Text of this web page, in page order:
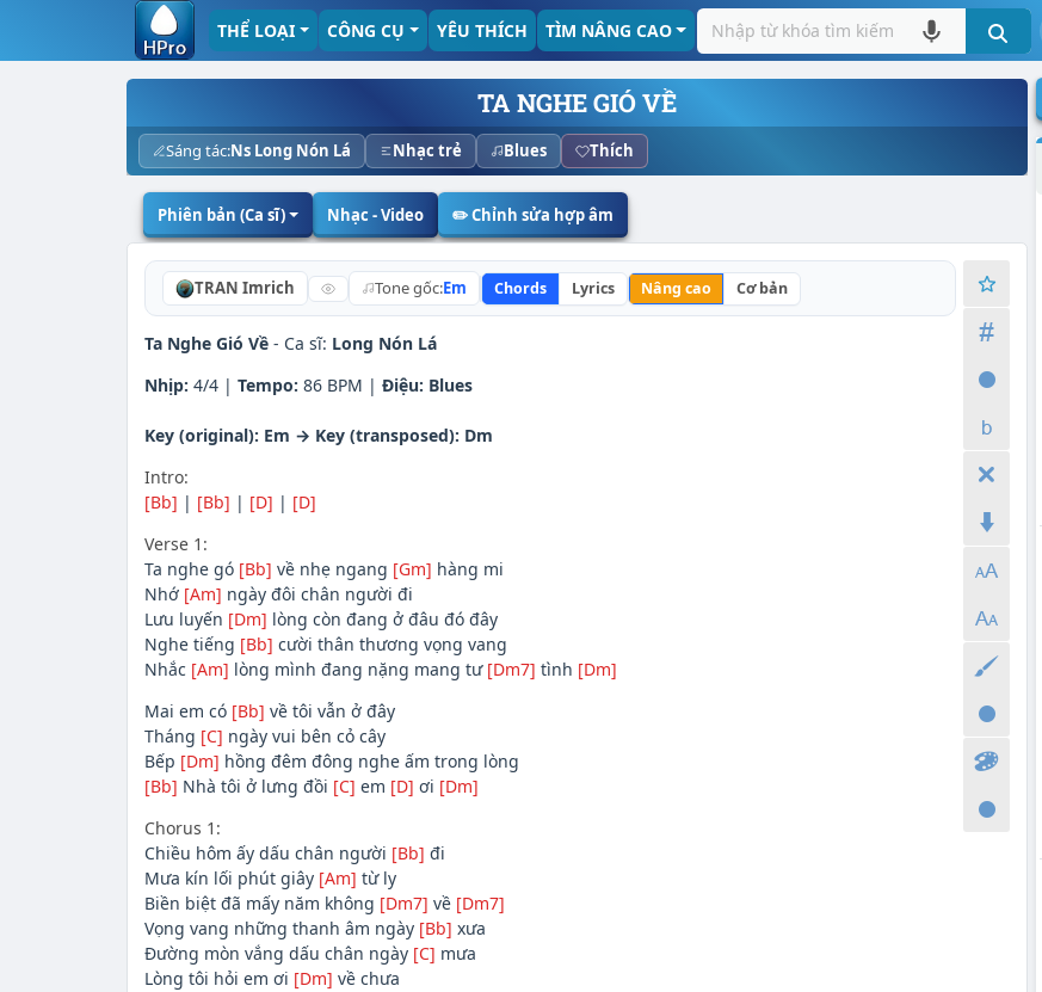
THỂ LOẠI CÔNG CỤ YÊU THÍCH TÌM NÂNG CAO
TA NGHE GIÓ VỀ
Sáng tác:Ns Long Nón Lá Nhạc trẻ Blues Thích
Phiên bản (Ca sĩ) Nhạc - Video ✏️ Chỉnh sửa hợp âm
TRAN Imrich Tone gốc:Em Chords Lyrics Nâng cao Cơ bản
Ta Nghe Gió Về- Ca sĩ: Long Nón Lá
Nhịp: 4/4 | Tempo: 86 BPM | Điệu: Blues
Key (original): Em → Key (transposed): Dm
Intro:
[Bb] | [Bb] | [D] | [D]
Verse 1:
Ta nghe gó [Bb] về nhẹ ngang [Gm] hàng mi
Nhớ [Am] ngày đôi chân người đi
Lưu luyến [Dm] lòng còn đang ở đâu đó đây
Nghe tiếng [Bb] cười thân thương vọng vang
Nhắc [Am] lòng mình đang nặng mang tư [Dm7] tình [Dm]
Mai em có [Bb] về tôi vẫn ở đây
Tháng [C] ngày vui bên cỏ cây
Bếp [Dm] hồng đêm đông nghe ấm trong lòng
[Bb] Nhà tôi ở lưng đồi [C] em [D] ơi [Dm]
Chorus 1:
Chiều hôm ấy dấu chân người [Bb] đi
Mưa kín lối phút giây [Am] từ ly
Biền biệt đã mấy năm không [Dm7] về [Dm7]
Vọng vang những thanh âm ngày [Bb] xưa
Đường mòn vắng dấu chân ngày [C] mưa
Lòng tôi hỏi em ơi [Dm] về chưa